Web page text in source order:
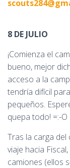
8 DE JULIO
¡Comienza el
bueno, mejor
acceso a la
tendría difícil
pequeños.
quepa todo! =:-O
Tras la carga del
viaje hacia
camiones (ellos